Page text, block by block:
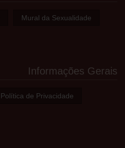
Mural da Sexualidade
Informações Gerais
Política de Privacidade